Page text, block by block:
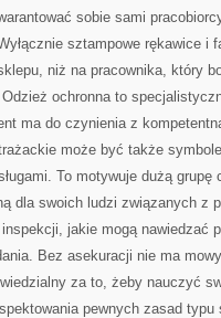
sobie sami
sztampowe rękawice i
niż na pracownika, który
ochronna to
ma do czynienia z
może być także
To motywuje dużą grupę
dla swoich ludzi związanych z
jakie mogą nawiedzać
Bez asekuracji nie ma
za to, żeby nauczyć
pewnych zasad